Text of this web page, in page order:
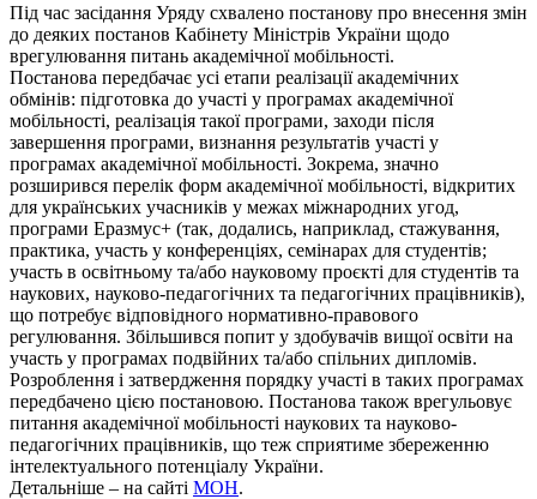
Під час засідання Уряду схвалено постанову про внесення змін
до деяких постанов Кабінету Міністрів України щодо
врегулювання питань академічної мобільності.
Постанова передбачає усі етапи реалізації академічних
обмінів: підготовка до участі у програмах академічної
мобільності, реалізація такої програми, заходи після
завершення програми, визнання результатів участі у
програмах академічної мобільності. Зокрема, значно
розширився перелік форм академічної мобільності, відкритих
для українських учасників у межах міжнародних угод,
програми Еразмус+ (так, додались, наприклад, стажування,
практика, участь у конференціях, семінарах для студентів;
участь в освітньому та/або науковому проєкті для студентів та
наукових, науково-педагогічних та педагогічних працівників),
що потребує відповідного нормативно-правового
регулювання. Збільшився попит у здобувачів вищої освіти на
участь у програмах подвійних та/або спільних дипломів.
Розроблення і затвердження порядку участі в таких програмах
передбачено цією постановою. Постанова також врегульовує
питання академічної мобільності наукових та науково-
педагогічних працівників, що теж сприятиме збереженню
інтелектуального потенціалу України.
Детальніше – на сайті МОН.